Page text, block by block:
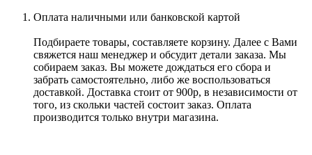
Оплата наличными или банковской картой
Подбираете товары, составляете корзину. Далее с Вами
свяжется наш менеджер и обсудит детали заказа. Мы
собираем заказ. Вы можете дождаться его сбора и
забрать самостоятельно, либо же воспользоваться
доставкой. Доставка стоит от 900р, в независимости от
того, из скольки частей состоит заказ. Оплата
производится только внутри магазина.